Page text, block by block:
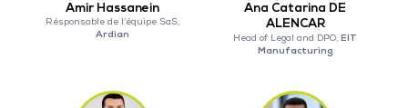
Amir Hassanein
Résponsable de l’équipe SaS,
Ardian
Ana Catarina DE
ALENCAR
Head of Legal and DPO, EIT
Manufacturing